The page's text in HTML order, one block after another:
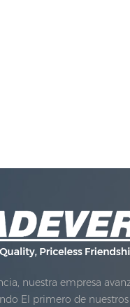
nuestra empresa
El primero de